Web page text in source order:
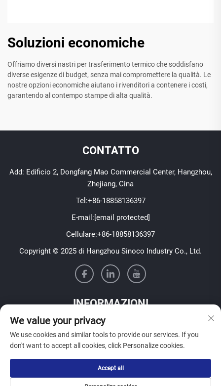
Soluzioni economiche
Offriamo diversi nastri per trasferimento termico che soddisfano
diverse esigenze di budget, senza mai compromettere la qualità. Le
nostre opzioni economiche aiutano i rivenditori a contenere i costi,
garantendo al contempo stampe di alta qualità.
CONTATTO
Add: Edificio 2, Dongfang Mao Commercial Center, Hangzhou,
Zhejiang, Cina
Tel:+86-18858136397
E-mail:[email protected]
Cellulare:+86-18858136397
Copyright © 2025 di Hangzhou Sinoco Industry Co., Ltd.
INFORMAZIONI
Iscriviti per ricevere la nostra newsletter settimanale
Invia
We value your privacy
We use cookies and similar tools to provide our services. If you
don't want to accept all cookies, click Personalize cookies.
Accept all